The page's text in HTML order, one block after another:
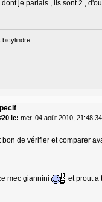
je parlais , ils sont 2 ,
bicylindre
le: mer. 04 août 2010,
de vérifier et comparer
mec giannini et prout a